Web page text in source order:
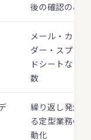
後の確認のみ
メール・カレン
ダー・スプレッ
ドシートなど多
数
繰り返し発生す
る定型業務の自
動化